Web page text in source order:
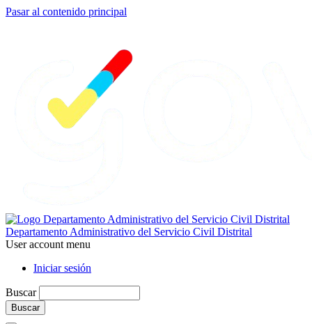
Pasar al contenido principal
Departamento Administrativo del Servicio Civil Distrital
User account menu
Iniciar sesión
Buscar